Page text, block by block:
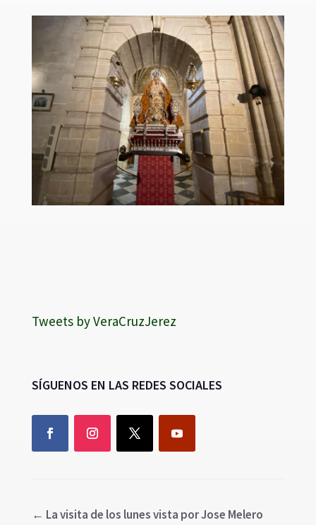
Tweets by VeraCruzJerez
SÍGUENOS EN LAS REDES SOCIALES
← La visita de los lunes vista por Jose Melero